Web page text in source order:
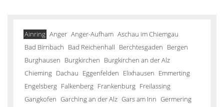
Ainring Anger Anger-Aufham Aschau im Chiemgau
Bad Birnbach Bad Reichenhall Berchtesgaden Bergen
Burghausen Burgkirchen Burgkirchen an der Alz
Chieming Dachau Eggenfelden Elixhausen Emmerting
Engelsberg Falkenberg Frankenburg Freilassing
Gangkofen Garching an der Alz Gars am Inn Germering